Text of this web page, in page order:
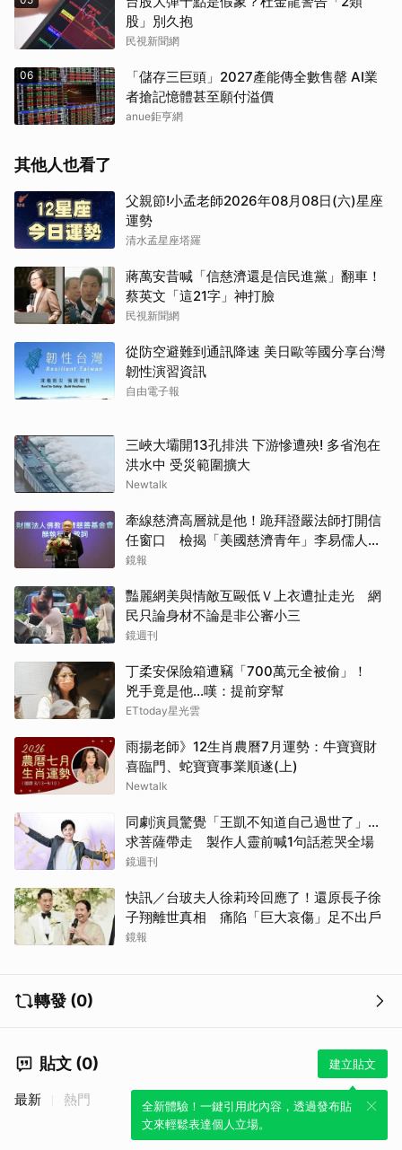
股」別久抱
民視新聞網
06
「儲存三巨頭」2027產能傳全數售罄 AI業
者搶記憶體甚至願付溢價
anue鉅亨網
其他人也看了
父親節!小孟老師2026年08月08日(六)星座
運勢
清水孟星座塔羅
蔣萬安昔喊「信慈濟還是信民進黨」翻車！
蔡英文「這21字」神打臉
民視新聞網
從防空避難到通訊降速 美日歐等國分享台灣
韌性演習資訊
自由電子報
三峽大壩開13孔排洪 下游慘遭殃! 多省泡在
洪水中 受災範圍擴大
Newtalk
牽線慈濟高層就是他！跪拜證嚴法師打開信
任窗口 檢揭「美國慈濟青年」李易儒人脈
網絡
鏡報
豔麗網美與情敵互毆低Ｖ上衣遭扯走光 網
民只論身材不論是非公審小三
鏡週刊
丁柔安保險箱遭竊「700萬元全被偷」！
兇手竟是他...嘆：提前穿幫
ETtoday星光雲
雨揚老師》12生肖農曆7月運勢：牛寶寶財
喜臨門、蛇寶寶事業順遂(上)
Newtalk
同劇演員驚覺「王凱不知道自己過世了」...
求菩薩帶走 製作人靈前喊1句話惹哭全場
鏡週刊
快訊／台玻夫人徐莉玲回應了！還原長子徐
子翔離世真相 痛陷「巨大哀傷」足不出戶
鏡報
轉發 (0)
貼文 (0) 建立貼文
全新體驗！一鍵引用此內容，透過發布貼
文來輕鬆表達個人立場。
最新 熱門